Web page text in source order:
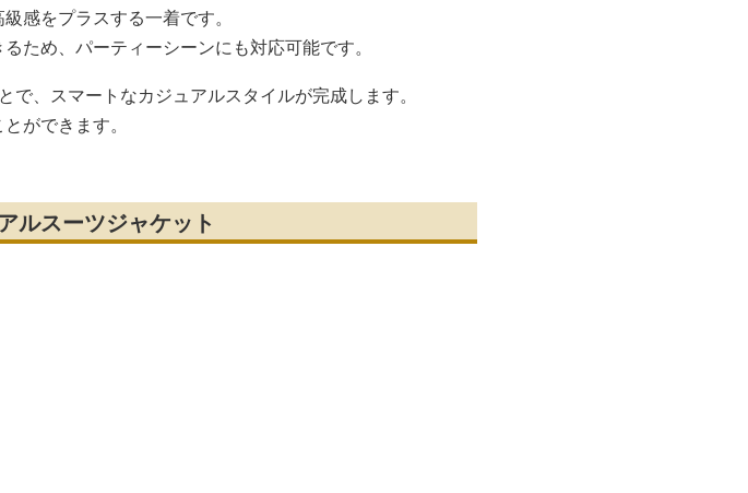
感をプラスする一着です。
ため、パーティーシーンにも対応可能です。
、スマートなカジュアルスタイルが完成します。
ができます。
ルスーツジャケット